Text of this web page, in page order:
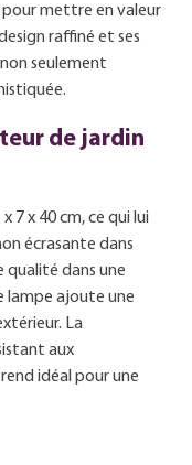
mettre en valeur
raffiné et ses
seulement
de jardin
7 x 40 cm, ce qui lui
écrasante dans
qualité dans une
lampe ajoute une
La
aux
idéal pour une